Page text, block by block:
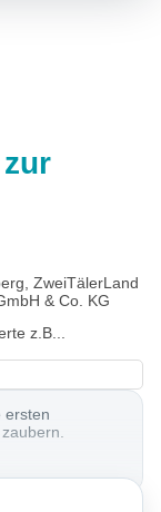
ZweiTälerLand
& Co. KG
z.B...
ersten